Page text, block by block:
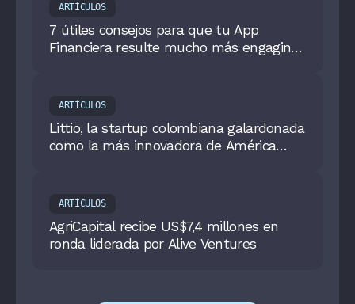
ARTÍCULOS
7 útiles consejos para que tu App
Financiera resulte mucho más engaging
ARTÍCULOS
Littio, la startup colombiana galardonada
como la más innovadora de América
ARTÍCULOS
AgriCapital recibe US$7,4 millones en
ronda liderada por Alive Ventures